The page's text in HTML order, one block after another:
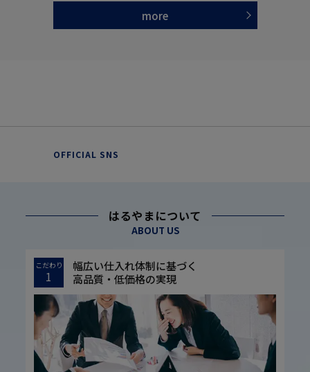
more
OFFICIAL SNS
はるやまについて
ABOUT US
こだわり
1
幅広い仕入れ体制に基づく
高品質・低価格の実現